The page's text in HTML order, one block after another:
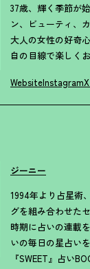
37歳、輝く季節が
ン、ビューティ、
大人の女性の好奇
自の目線で楽しく
WebsiteInstagramX
ジーニー
1994年より占星術
グを組み合わせた
時期に占いの連載
いの毎日の星占い
『SWEET』占い